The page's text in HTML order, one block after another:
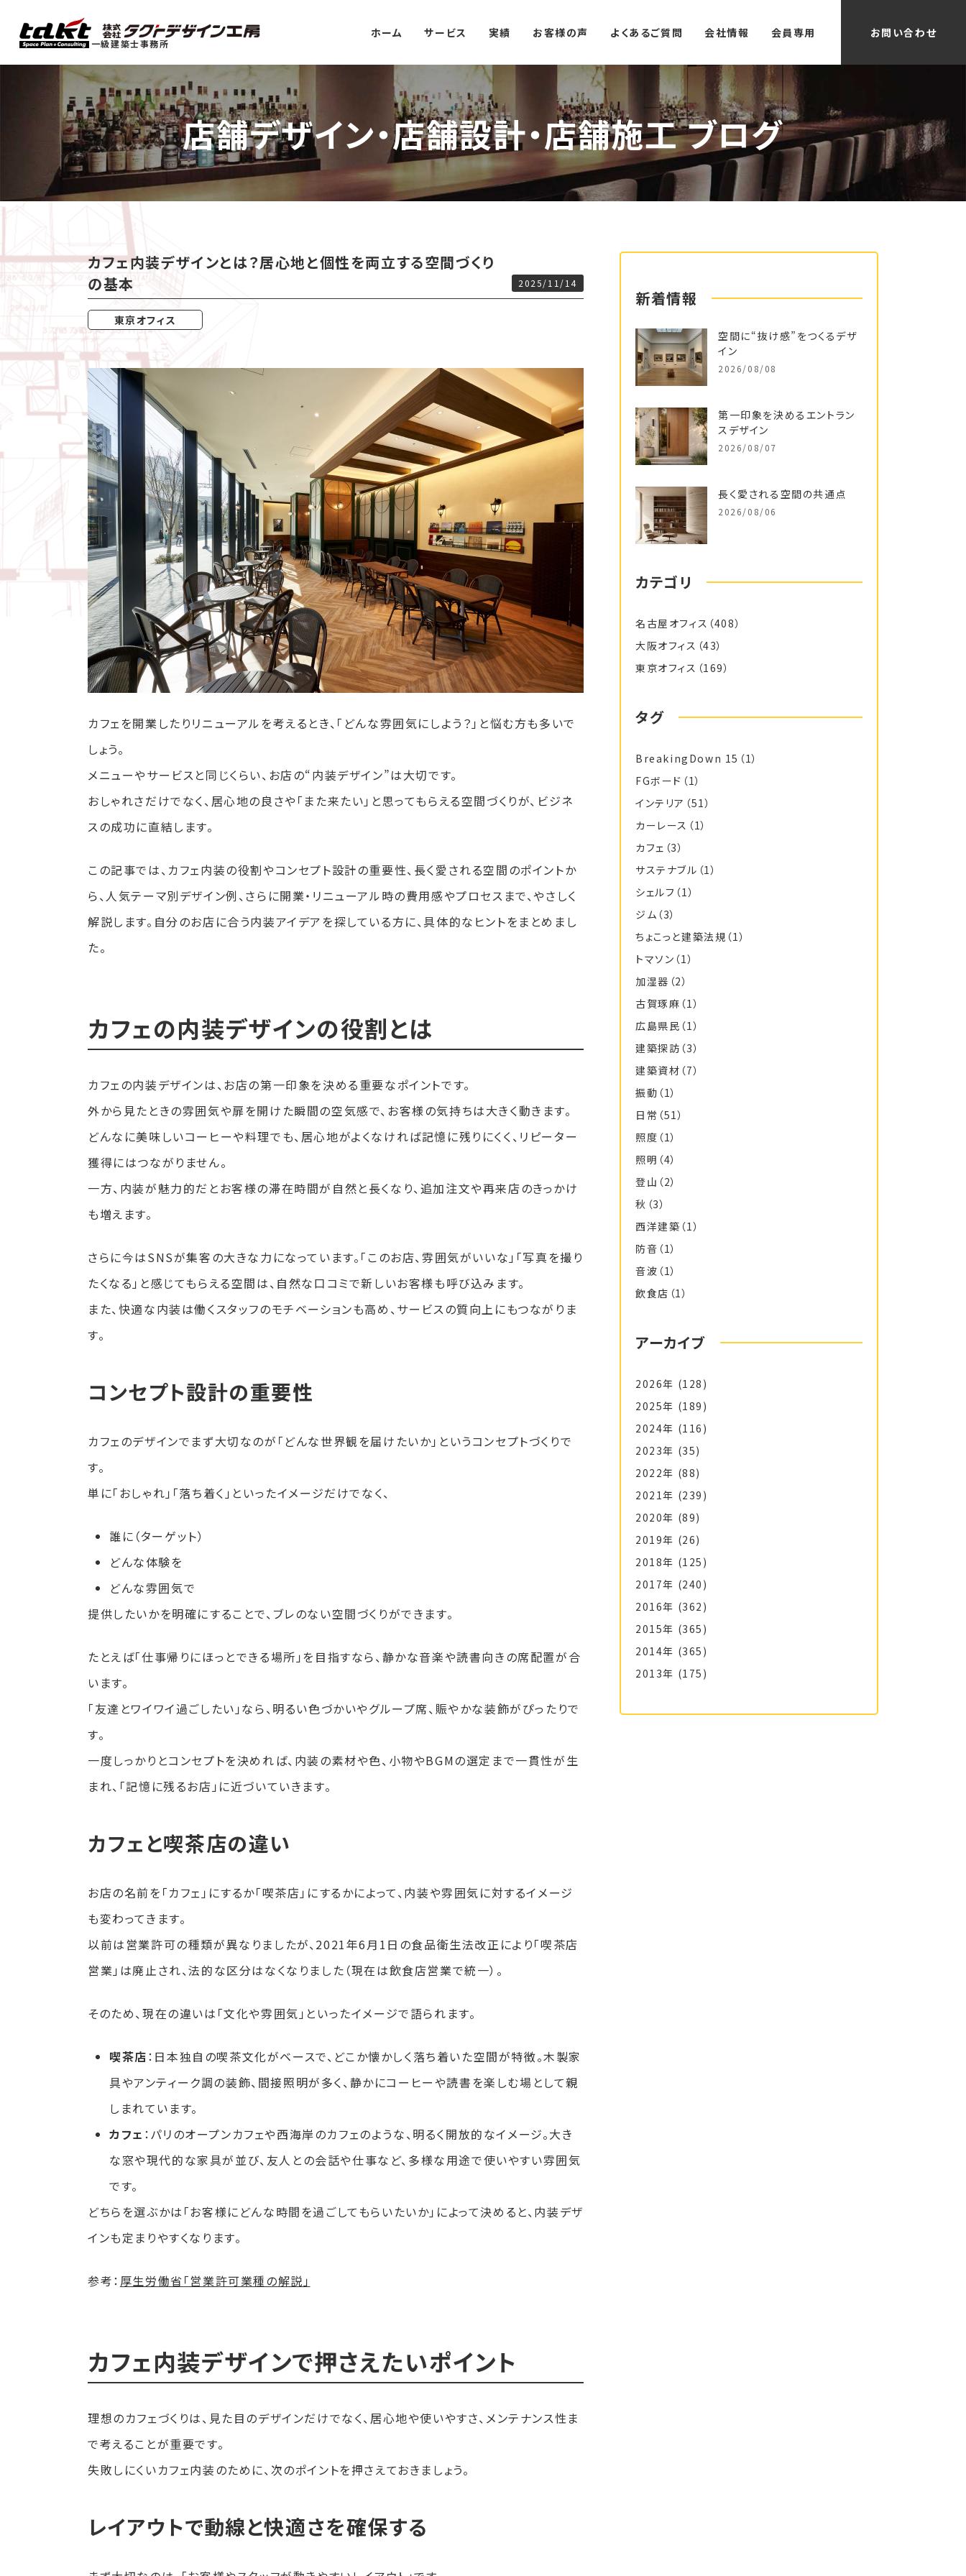
一級建築士事務所
ホーム サービス 実績 お客様の声 よくあるご質問 会社情報 会員専用 お問い合わせ
店舗デザイン・店舗設計・店舗施工 ブログ
カフェ内装デザインとは？居心地と個性を両立する空間づくり
の基本
2025/11/14
東京オフィス
カフェを開業したりリニューアルを考えるとき、「どんな雰囲気にしよう？」と悩む方も多いで
しょう。
メニューやサービスと同じくらい、お店の“内装デザイン”は大切です。
おしゃれさだけでなく、居心地の良さや「また来たい」と思ってもらえる空間づくりが、ビジネ
スの成功に直結します。
この記事では、カフェ内装の役割やコンセプト設計の重要性、長く愛される空間のポイントか
ら、人気テーマ別デザイン例、さらに開業・リニューアル時の費用感やプロセスまで、やさしく
解説します。自分のお店に合う内装アイデアを探している方に、具体的なヒントをまとめまし
た。
カフェの内装デザインの役割とは
カフェの内装デザインは、お店の第一印象を決める重要なポイントです。
外から見たときの雰囲気や扉を開けた瞬間の空気感で、お客様の気持ちは大きく動きます。
どんなに美味しいコーヒーや料理でも、居心地がよくなければ記憶に残りにくく、リピーター
獲得にはつながりません。
一方、内装が魅力的だとお客様の滞在時間が自然と長くなり、追加注文や再来店のきっかけ
も増えます。
さらに今はSNSが集客の大きな力になっています。「このお店、雰囲気がいいな」「写真を撮り
たくなる」と感じてもらえる空間は、自然な口コミで新しいお客様も呼び込みます。
また、快適な内装は働くスタッフのモチベーションも高め、サービスの質向上にもつながりま
す。
コンセプト設計の重要性
カフェのデザインでまず大切なのが「どんな世界観を届けたいか」というコンセプトづくりで
す。
単に「おしゃれ」「落ち着く」といったイメージだけでなく、
誰に（ターゲット）
どんな体験を
どんな雰囲気で
提供したいかを明確にすることで、ブレのない空間づくりができます。
たとえば「仕事帰りにほっとできる場所」を目指すなら、静かな音楽や読書向きの席配置が合
います。
「友達とワイワイ過ごしたい」なら、明るい色づかいやグループ席、賑やかな装飾がぴったりで
す。
一度しっかりとコンセプトを決めれば、内装の素材や色、小物やBGMの選定まで一貫性が生
まれ、「記憶に残るお店」に近づいていきます。
カフェと喫茶店の違い
お店の名前を「カフェ」にするか「喫茶店」にするかによって、内装や雰囲気に対するイメージ
も変わってきます。
以前は営業許可の種類が異なりましたが、2021年6月1日の食品衛生法改正により「喫茶店
営業」は廃止され、法的な区分はなくなりました（現在は飲食店営業で統一）。
そのため、現在の違いは「文化や雰囲気」といったイメージで語られます。
喫茶店：日本独自の喫茶文化がベースで、どこか懐かしく落ち着いた空間が特徴。木製家
具やアンティーク調の装飾、間接照明が多く、静かにコーヒーや読書を楽しむ場として親
しまれています。
カフェ ：パリのオープンカフェや西海岸のカフェのような、明るく開放的なイメージ。大き
な窓や現代的な家具が並び、友人との会話や仕事など、多様な用途で使いやすい雰囲気
です。
どちらを選ぶかは「お客様にどんな時間を過ごしてもらいたいか」によって決めると、内装デザ
インも定まりやすくなります。
参考： 厚生労働省「営業許可業種の解説」
カフェ内装デザインで押さえたいポイント
理想のカフェづくりは、見た目のデザインだけでなく、居心地や使いやすさ、メンテナンス性ま
で考えることが重要です。
失敗しにくいカフェ内装のために、次のポイントを押さえておきましょう。
レイアウトで動線と快適さを確保する
新着情報
空間に“抜け感”をつくるデザ
イン
2026/08/08
第一印象を決めるエントラン
スデザイン
2026/08/07
長く愛される空間の共通点
2026/08/06
カテゴリ
名古屋オフィス （408）
大阪オフィス （43）
東京オフィス （169）
タグ
BreakingDown 15 （1）
FGボード （1）
インテリア （51）
カーレース （1）
カフェ （3）
サステナブル （1）
シェルフ （1）
ジム （3）
ちょこっと建築法規 （1）
トマソン （1）
加湿器 （2）
古賀琢麻 （1）
広島県民 （1）
建築探訪 （3）
建築資材 （7）
振動 （1）
日常 （51）
照度 （1）
照明 （4）
登山 （2）
秋 （3）
西洋建築 （1）
防音 （1）
音波 （1）
飲食店 （1）
アーカイブ
2026年 (128)
2025年 (189)
2024年 (116)
2023年 (35)
2022年 (88)
2021年 (239)
2020年 (89)
2019年 (26)
2018年 (125)
2017年 (240)
2016年 (362)
2015年 (365)
2014年 (365)
2013年 (175)